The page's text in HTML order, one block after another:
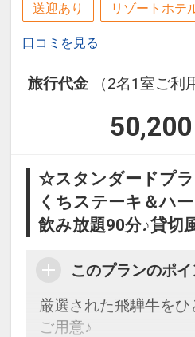
設定期間：2021年12
月31日
200000005599
送迎あり リゾートホテ
口コミを見る
旅行代金
（2名1室ご
☆スタンダードプ
くちステーキ＆ハ
飲み放題90分♪貸切
このプランのポイ
厳選された飛騨牛を
ご用意♪